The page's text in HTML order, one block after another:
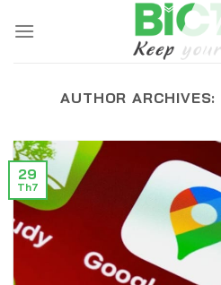
AUTHOR ARCHIVES:
29
Th7